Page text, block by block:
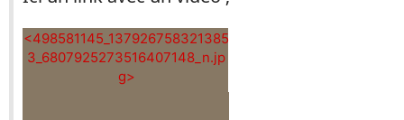
<498581145_137926758321385
3_6807925273516407148_n.jp
g>